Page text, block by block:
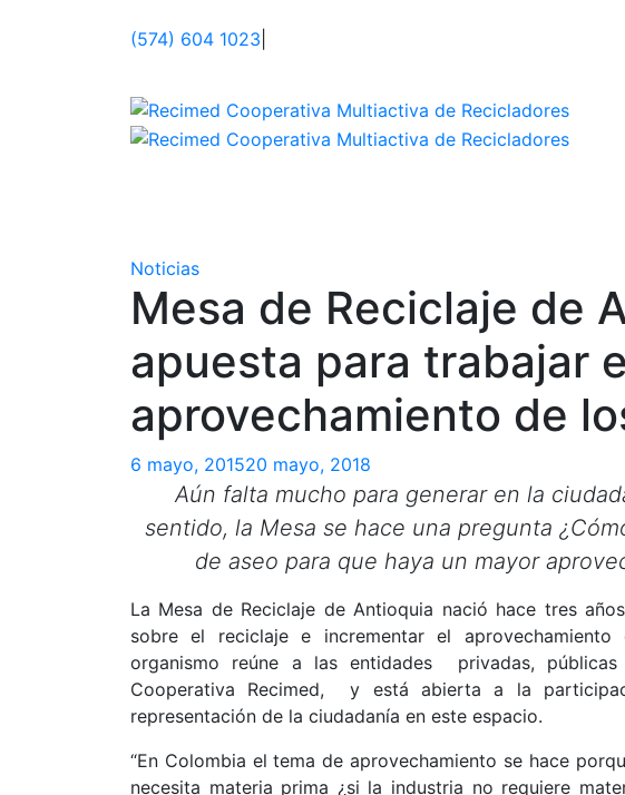
(574) 604 1023
Noticias
Mesa de Reciclaje de
apuesta para trabajar
aprovechamiento de
6 mayo, 201520 mayo, 2018
Aún falta mucho para generar en la
sentido, la Mesa se hace una pregunta
de aseo para que haya un mayor
La Mesa de Reciclaje de Antioquia nació hace tres
sobre el reciclaje e incrementar el
organismo reúne a las entidades privadas,
Cooperativa Recimed, y está abierta a la
representación de la ciudadanía en este espacio.
“En Colombia el tema de aprovechamiento se hace
necesita materia prima ¿si la industria no requiere